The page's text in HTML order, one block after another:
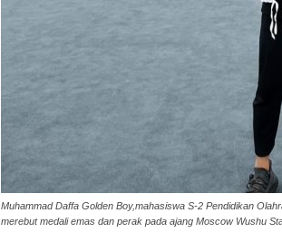
Muhammad Daffa Golden Boy,mahasiswa S-2 Pendidikan
merebut medali emas dan perak pada ajang Moscow Wushu